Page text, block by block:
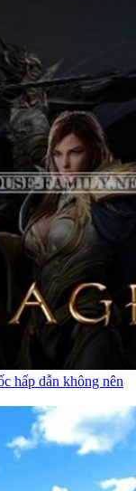
hấp dẫn không nên